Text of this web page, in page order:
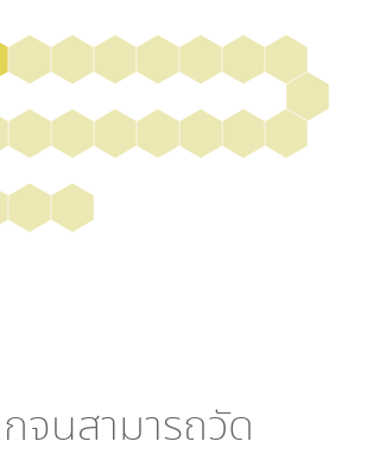
จนสามารถวัด